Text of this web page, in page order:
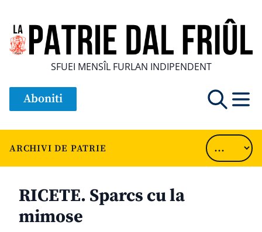
SFUEI MENSÎL FURLAN INDIPENDENT
Aboniti
ARCHIVI DE PATRIE
RICETE. Sparcs cu la
mimose